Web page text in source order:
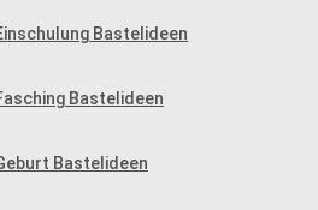
Bastelideen
Bastelideen
Bastelideen